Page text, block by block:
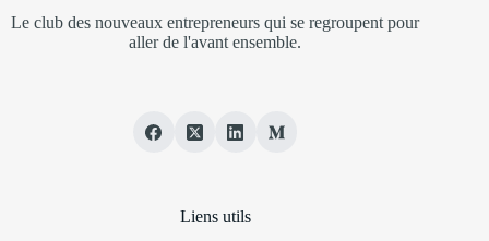
Le club des nouveaux entrepreneurs qui se regroupent pour
aller de l'avant ensemble.
Liens utils